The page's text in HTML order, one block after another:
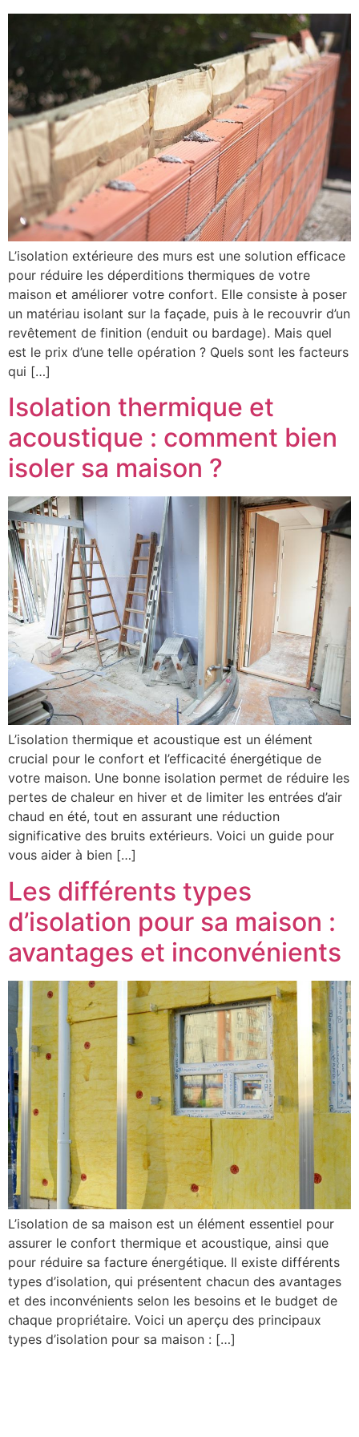
L’isolation extérieure des murs est une solution efficace
pour réduire les déperditions thermiques de votre
maison et améliorer votre confort. Elle consiste à poser
un matériau isolant sur la façade, puis à le recouvrir d’un
revêtement de finition (enduit ou bardage). Mais quel
est le prix d’une telle opération ? Quels sont les facteurs
qui […]
Isolation thermique et
acoustique : comment bien
isoler sa maison ?
L’isolation thermique et acoustique est un élément
crucial pour le confort et l’efficacité énergétique de
votre maison. Une bonne isolation permet de réduire les
pertes de chaleur en hiver et de limiter les entrées d’air
chaud en été, tout en assurant une réduction
significative des bruits extérieurs. Voici un guide pour
vous aider à bien […]
Les différents types
d’isolation pour sa maison :
avantages et inconvénients
L’isolation de sa maison est un élément essentiel pour
assurer le confort thermique et acoustique, ainsi que
pour réduire sa facture énergétique. Il existe différents
types d’isolation, qui présentent chacun des avantages
et des inconvénients selon les besoins et le budget de
chaque propriétaire. Voici un aperçu des principaux
types d’isolation pour sa maison : […]